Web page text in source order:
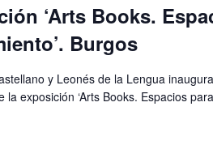
‘Arts Books.
Burgos
y Leonés de la Lengua
la exposición ‘Arts Books. Espacios